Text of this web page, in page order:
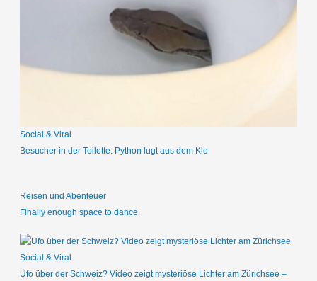
c
Social & Viral
Besucher in der Toilette: Python lugt aus dem Klo
Reisen und Abenteuer
Finally enough space to dance
Social & Viral
Ufo über der Schweiz? Video zeigt mysteriöse Lichter am Zürichsee –